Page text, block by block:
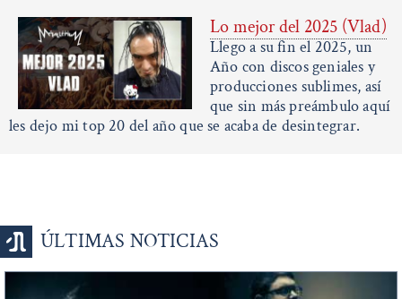
Lo mejor del 2025 (Vlad)
Llego a su fin el 2025, un
Año con discos geniales y
producciones sublimes, así
que sin más preámbulo aquí
les dejo mi top 20 del año que se acaba de desintegrar.
ÚLTIMAS NOTICIAS